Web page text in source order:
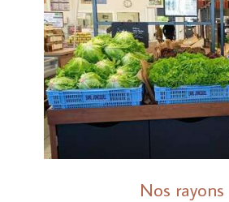
Nos rayons